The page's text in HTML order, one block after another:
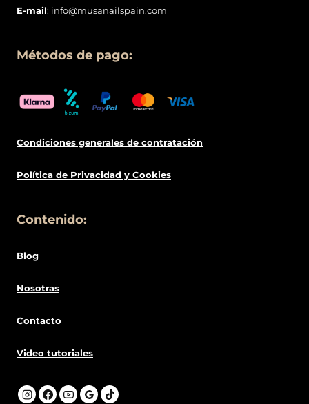
E-mail: info@musanailspain.com
Métodos de pago:
Condiciones generales de contratación
Política de Privacidad y Cookies
Contenido:
Blog
Nosotras
Contacto
Video tutoriales